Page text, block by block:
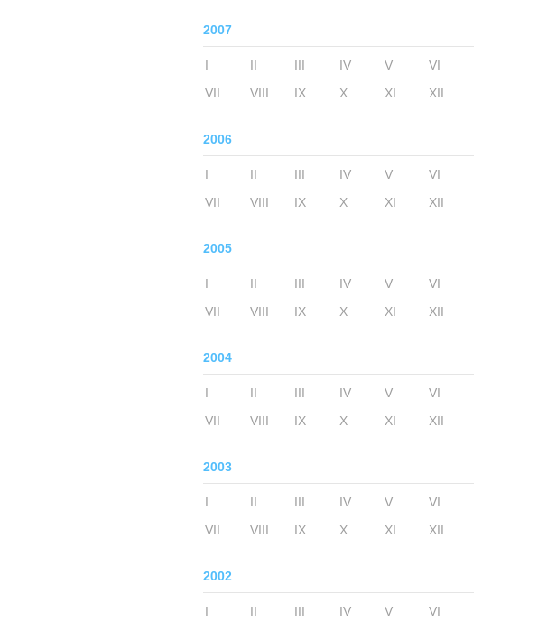
2007
I II III IV V
VI
VII
VIII IX X XI XII
2006
I II III IV V
VI
VII
VIII IX X XI XII
2005
I II III IV V
VI
VII
VIII IX X XI XII
2004
I II III IV V
VI
VII
VIII IX X XI XII
2003
I II III IV V
VI
VII
VIII IX X XI XII
2002
I II III IV V VI